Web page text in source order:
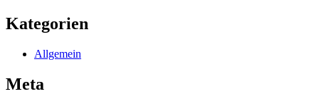
Kategorien
Allgemein
Meta